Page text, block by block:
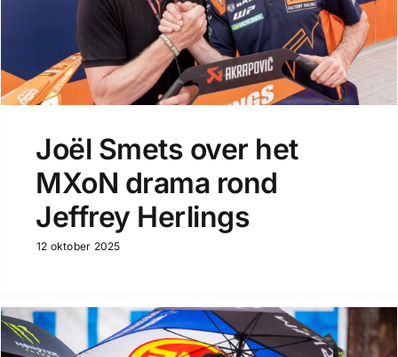
Joël Smets over het
MXoN drama rond
Jeffrey Herlings
12 oktober 2025